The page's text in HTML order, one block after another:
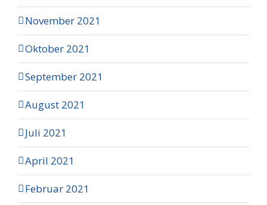
November 2021
Oktober 2021
September 2021
August 2021
Juli 2021
April 2021
Februar 2021